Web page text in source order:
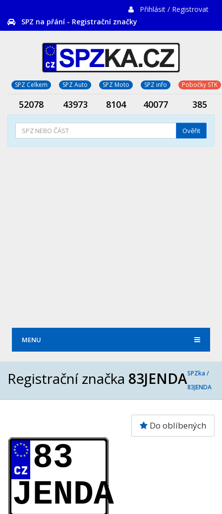
Přihlásit / Registrovat
SPZ na přání - Registrační značky
SPZ Celkem SPZ Auto SPZ Moto SPZ info Pobočky STK
52078 43973 8104 40077 385
Ověřit
MENU
Registrační značka 83JENDASPZka /
83JENDA
Do oblíbených
83
JENDA